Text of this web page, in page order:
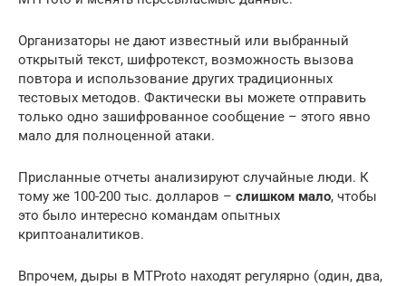
Организаторы не дают известный или выбранный
открытый текст, шифротекст, возможность вызова
повтора и использование других традиционных
тестовых методов. Фактически вы можете отправить
только одно зашифрованное сообщение – этого явно
мало для полноценной атаки.
Присланные отчеты анализируют случайные люди. К
тому же 100-200 тыс. долларов – слишком мало, чтобы
это было интересно командам опытных
криптоаналитиков.
Впрочем, дыры в MTProto находят регулярно (один, два,